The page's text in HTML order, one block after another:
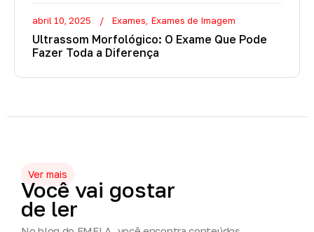
abril 10, 2025 Exames Exames de Imagem
Ultrassom Morfológico: O Exame Que Pode
Fazer Toda a Diferença
Ver mais
Você vai gostar
de ler